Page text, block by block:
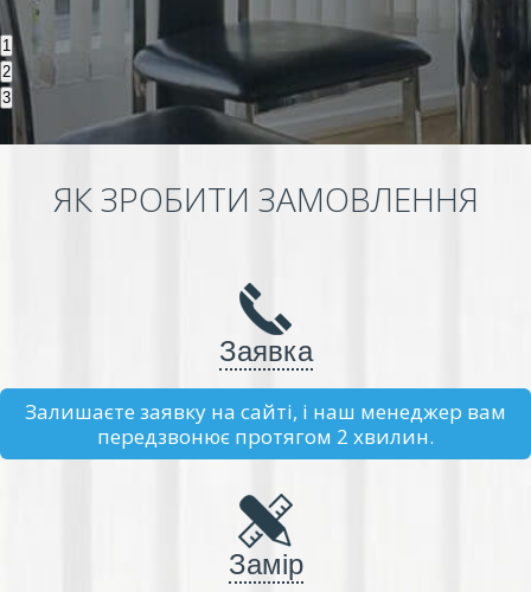
1
2
3
ЯК ЗРОБИТИ ЗАМОВЛЕННЯ
Заявка
Залишаєте заявку на сайті, і наш менеджер вам
передзвонює протягом 2 хвилин.
Замір